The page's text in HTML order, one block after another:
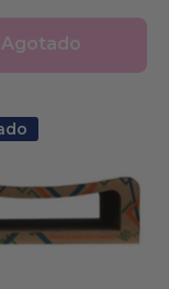
Agotado